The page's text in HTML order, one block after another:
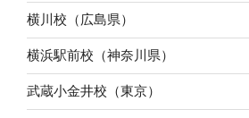
横川校（広島県）
横浜駅前校（神奈川県）
武蔵小金井校（東京）